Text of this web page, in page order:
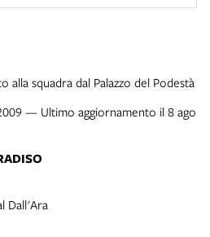
Dall'Ara
alla squadra dal Palazzo del Podestà
— Ultimo aggiornamento il 8 ago